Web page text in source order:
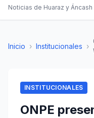
Noticias de Huaraz y Áncash
Inicio › Institucionales ›
INSTITUCIONALES
ONPE